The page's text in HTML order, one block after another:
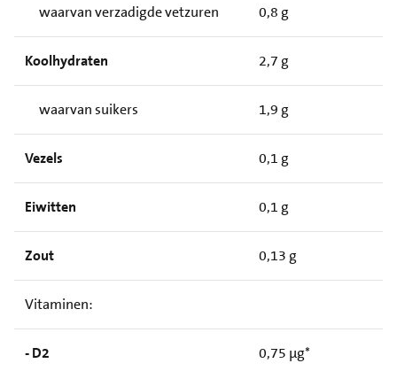
waarvan verzadigde vetzuren 0,8 g
Koolhydraten 2,7 g
waarvan suikers 1,9 g
Vezels 0,1 g
Eiwitten 0,1 g
Zout 0,13 g
Vitaminen:
- D2 0,75 µg*